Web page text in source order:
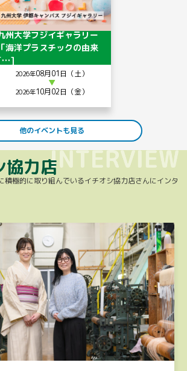
州大学フジイギャラリー
「海洋プラスチックの由来
2026年08月01日（土）
▼
2026年10月02日（金）
他のイベントも見る
協力店
積極的に取り組んでいるイチオシ協力店さんにインタ